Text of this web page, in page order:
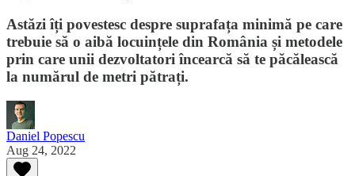
Astăzi îți povestesc despre suprafața minimă pe care
trebuie să o aibă locuințele din România și metodele
prin care unii dezvoltatori încearcă să te păcălească
la numărul de metri pătrați.
Daniel Popescu
Aug 24, 2022